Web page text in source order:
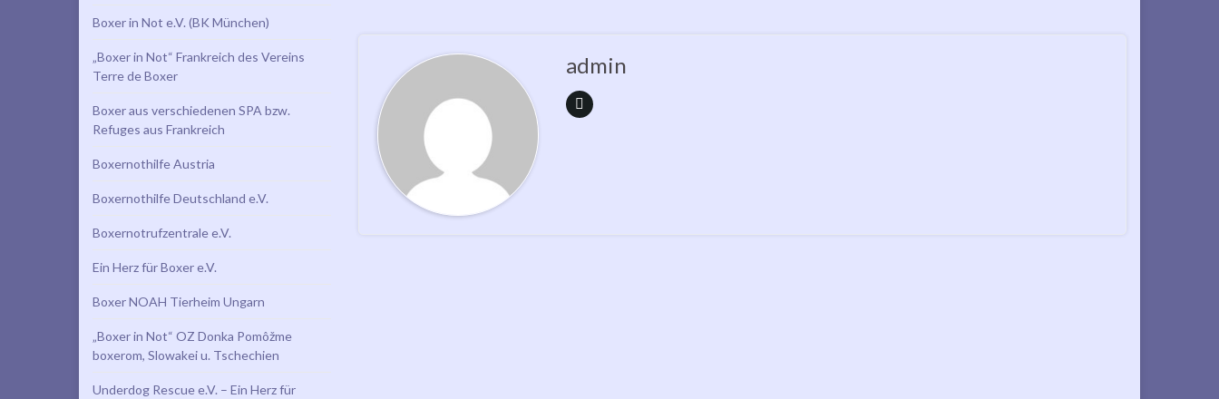
admin
Boxer in Not e.V. (BK München)
„Boxer in Not“ Frankreich des Vereins
Terre de Boxer
Boxer aus verschiedenen SPA bzw.
Refuges aus Frankreich
Boxernothilfe Austria
Boxernothilfe Deutschland e.V.
Boxernotrufzentrale e.V.
Ein Herz für Boxer e.V.
Boxer NOAH Tierheim Ungarn
„Boxer in Not“ OZ Donka Pomôžme
boxerom, Slowakei u. Tschechien
Underdog Rescue e.V. – Ein Herz für